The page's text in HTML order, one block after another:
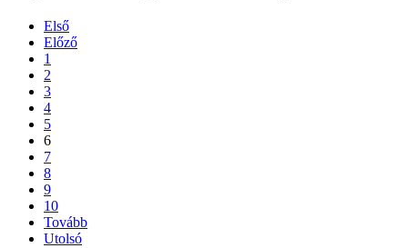
Első
Előző
1
2
3
4
5
6
7
8
9
10
Tovább
Utolsó